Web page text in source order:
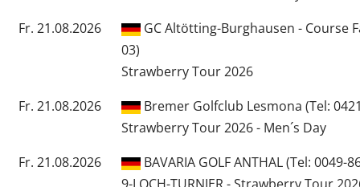
Fr. 21.08.2026
GC Altötting-Burghausen - Course
03)
Strawberry Tour 2026
Fr. 21.08.2026
Bremer Golfclub Lesmona (Tel:
Strawberry Tour 2026 - Men´s Day
Fr. 21.08.2026
BAVARIA GOLF ANTHAL (Tel: 0049-